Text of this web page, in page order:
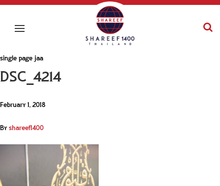
single page jaa
DSC_4214
February 1, 2018
Byshareef1400